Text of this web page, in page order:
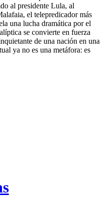
al presidente Lula, al
el telepredicador más
una lucha dramática por el
se convierte en fuerza
de una nación en una
ya no es una metáfora: es